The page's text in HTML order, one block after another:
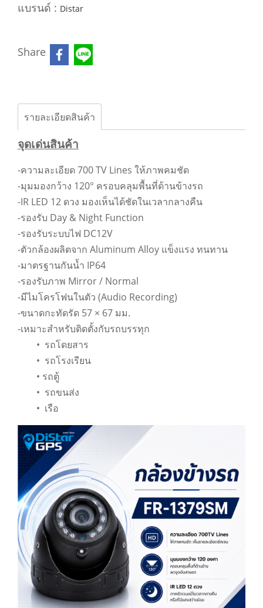
แบรนด์ : Distar
Share
รายละเอียดสินค้า
จุดเด่นสินค้า
-ความละเอียด 700 TV Lines ให้ภาพคมชัด
-มุมมองกว้าง 120° ครอบคลุมพื้นที่ด้านข้างรถ
-IR LED 12 ดวง มองเห็นได้ชัดในเวลากลางคืน
-รองรับ Day & Night Function
-รองรับระบบไฟ DC12V
-ตัวกล้องผลิตจาก Aluminum Alloy แข็งแรง ทนทาน
-มาตรฐานกันน้ำ IP64
-รองรับภาพ Mirror / Normal
-มีไมโครโฟนในตัว (Audio Recording)
-ขนาดกะทัดรัด 57 × 67 มม.
-เหมาะสำหรับติดตั้งกับรถบรรทุก
• รถโดยสาร
• รถโรงเรียน
• รถตู้
• รถขนส่ง
• เรือ